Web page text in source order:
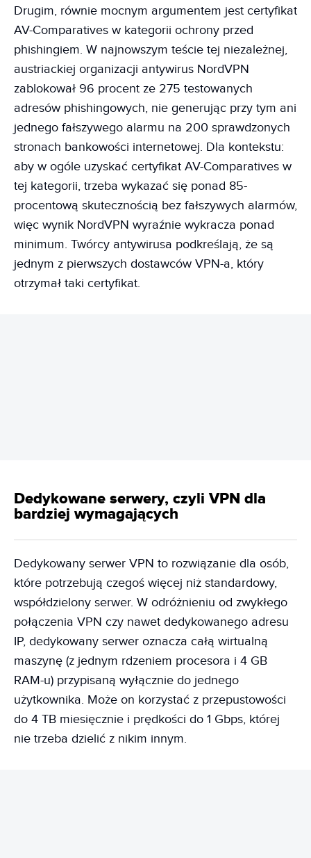
Drugim, równie mocnym argumentem jest certyfikat
AV-Comparatives w kategorii ochrony przed
phishingiem. W najnowszym teście tej niezależnej,
austriackiej organizacji antywirus NordVPN
zablokował 96 procent ze 275 testowanych
adresów phishingowych, nie generując przy tym ani
jednego fałszywego alarmu na 200 sprawdzonych
stronach bankowości internetowej. Dla kontekstu:
aby w ogóle uzyskać certyfikat AV-Comparatives w
tej kategorii, trzeba wykazać się ponad 85-
procentową skutecznością bez fałszywych alarmów,
więc wynik NordVPN wyraźnie wykracza ponad
minimum. Twórcy antywirusa podkreślają, że są
jednym z pierwszych dostawców VPN-a, który
otrzymał taki certyfikat.
Dedykowane serwery, czyli VPN dla
bardziej wymagających
Dedykowany serwer VPN to rozwiązanie dla osób,
które potrzebują czegoś więcej niż standardowy,
współdzielony serwer. W odróżnieniu od zwykłego
połączenia VPN czy nawet dedykowanego adresu
IP, dedykowany serwer oznacza całą wirtualną
maszynę (z jednym rdzeniem procesora i 4 GB
RAM-u) przypisaną wyłącznie do jednego
użytkownika. Może on korzystać z przepustowości
do 4 TB miesięcznie i prędkości do 1 Gbps, której
nie trzeba dzielić z nikim innym.